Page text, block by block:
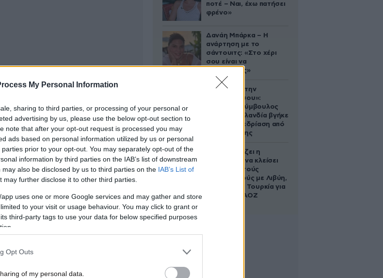
My Personal Information
sharing to third parties, or processing of your personal or
advertising by us, please use the below opt-out section to
note that after your opt-out request is processed you may
ads based on personal information utilized by us or personal
prior to your opt-out. You may separately opt-out of the
information by third parties on the IAB’s list of downstream
also be disclosed by us to third parties on the IAB’s List of
may further disclose it to other third parties.
uses one or more Google services and may gather and store
to your visit or usage behaviour. You may click to grant or
third-party tags to use your data for below specified purposes
Opt Outs
of my personal data.
ποτέ – Ναι, έχω πατήσει
φρένο»
Δανάη Μπάρκα – Η
ανάρτηση με το
σάντουιτς: «Στο χέρι
σου είναι να
αδυνατίσεις»
«Βλέπουμε την
μπουγάδα σου»:
Δημοτική σύμβουλος
στη Νέα Ζηλανδία βγήκε
live σε συνεδρίαση από
το μπάνιο της
Πώς σχεδιάζει η
κυβέρνηση να κλείσει
τους ανοιχτούς
λογαριασμούς με Λιβύη,
Αλβανία και Τουρκία για
τη χάραξη ΑΟΖ